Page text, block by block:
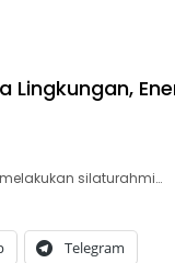
Lingkungan,
silaturahmi…
Telegram